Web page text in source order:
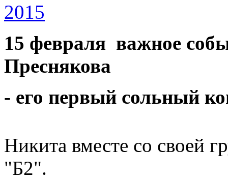
2015
15 февраля важное
Преснякова
- его первый сольный
Никита вместе со своей
"Б2".